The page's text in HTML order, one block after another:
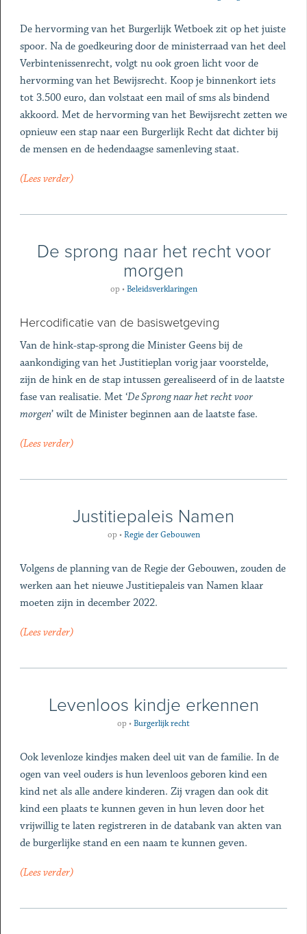
De hervorming van het Burgerlijk Wetboek zit op het juiste
spoor. Na de goedkeuring door de ministerraad van het deel
Verbintenissenrecht, volgt nu ook groen licht voor de
hervorming van het Bewijsrecht. Koop je binnenkort iets
tot 3.500 euro, dan volstaat een mail of sms als bindend
akkoord. Met de hervorming van het Bewijsrecht zetten we
opnieuw een stap naar een Burgerlijk Recht dat dichter bij
de mensen en de hedendaagse samenleving staat.
(Lees verder)
De sprong naar het recht voor
morgen
op •Beleidsverklaringen
Hercodificatie van de basiswetgeving
Van de hink-stap-sprong die Minister Geens bij de
aankondiging van het Justitieplan vorig jaar voorstelde,
zijn de hink en de stap intussen gerealiseerd of in de laatste
fase van realisatie. Met ‘De Sprong naar het recht voor
morgen’ wilt de Minister beginnen aan de laatste fase.
(Lees verder)
Justitiepaleis Namen
op •Regie der Gebouwen
Volgens de planning van de Regie der Gebouwen, zouden de
werken aan het nieuwe Justitiepaleis van Namen klaar
moeten zijn in december 2022.
(Lees verder)
Levenloos kindje erkennen
op•Burgerlijk recht
Ook levenloze kindjes maken deel uit van de familie. In de
ogen van veel ouders is hun levenloos geboren kind een
kind net als alle andere kinderen. Zij vragen dan ook dit
kind een plaats te kunnen geven in hun leven door het
vrijwillig te laten registreren in de databank van akten van
de burgerlijke stand en een naam te kunnen geven.
(Lees verder)